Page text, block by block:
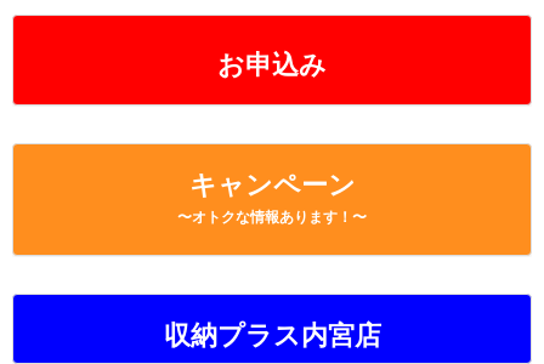
お申込み
キャンペーン
〜オトクな情報あります！〜
収納プラス内宮店